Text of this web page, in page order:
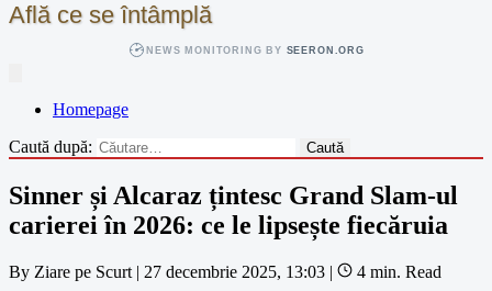
Află ce se întâmplă
NEWS MONITORING BY SEERON.ORG
Homepage
Caută după:
Sinner și Alcaraz țintesc Grand Slam-ul
carierei în 2026: ce le lipsește fiecăruia
By Ziare pe Scurt | 27 decembrie 2025, 13:03 | 4 min. Read